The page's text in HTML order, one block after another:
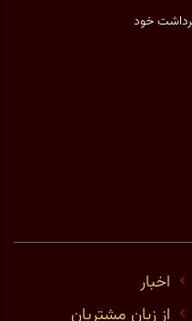
خود
اخبار
از زبان مشتریان